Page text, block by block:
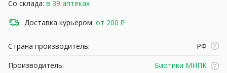
Со склада: в 39 аптеках
Доставка курьером: от 200 ₽
Страна производитель:
РФ
Производитель:
Биотики МНПК